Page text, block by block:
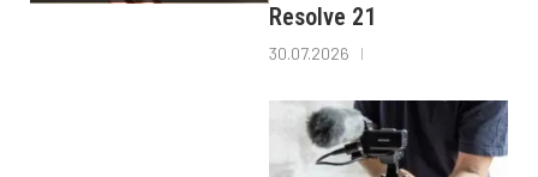
Resolve 21
30.07.2026